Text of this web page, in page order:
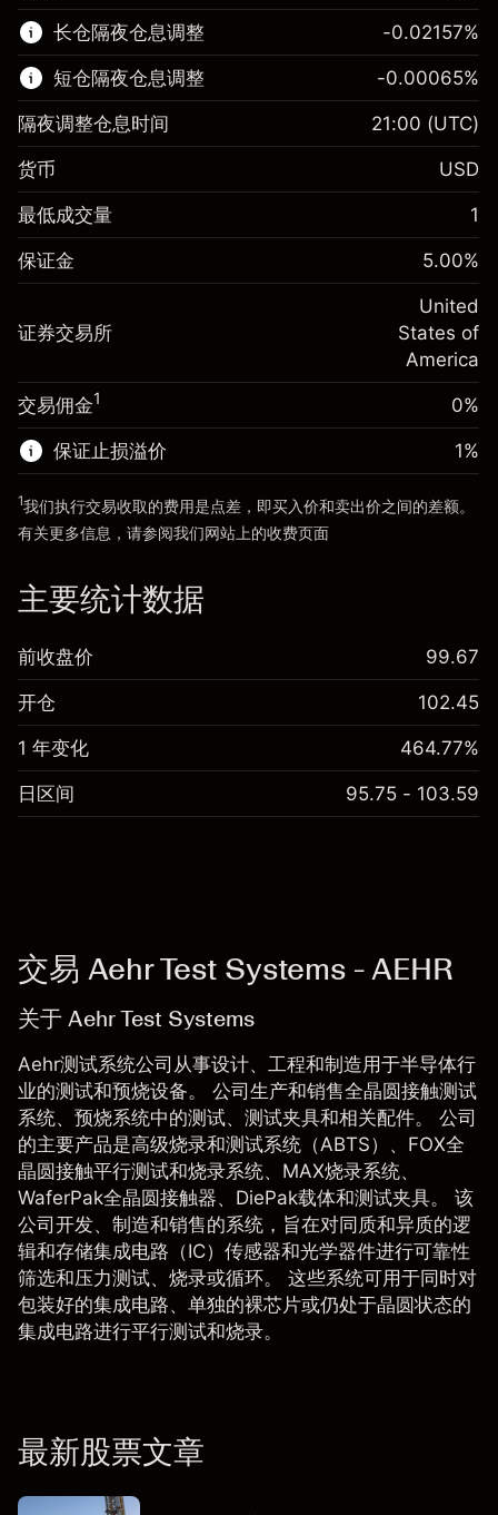
该金融市场可进行差价合约交易。
了解更多:
差价合约
长仓隔夜仓息调整
保证金。您的投资 $1,000.00
隔夜仓息
-0.021568
%
(-$4.31)
来自杠杆的资金 - 美元（大约值）
$19,000.00
前往平台
-0.02157%
短仓隔夜仓息调整
保证金。您的投资 $1,000.00
隔夜仓息
-0.000654
%
(-$0.13)
$20,000.00
来自杠杆的资金 - 美元（大约值）$19,000.00
前往平台
-0.00065%
隔夜调整仓息时间 21:00 (UTC)
货币 USD
最低成交量 1
保证金 5.00%
证券交易所
United
States of
America
交易佣金1 0%
保证止损溢价 1%
1我们执行交易收取的费用是点差，即买入价和卖出价之间的差额。
有关更多信息，请参阅我们网站上的收费页面
主要统计数据
前收盘价 99.67
开仓 102.45
1 年变化 464.77%
日区间 95.75 - 103.59
交易 Aehr Test Systems - AEHR
关于 Aehr Test Systems
Aehr测试系统公司从事设计、工程和制造用于半导体行
业的测试和预烧设备。 公司生产和销售全晶圆接触测试
系统、预烧系统中的测试、测试夹具和相关配件。 公司
的主要产品是高级烧录和测试系统（ABTS）、FOX全
晶圆接触平行测试和烧录系统、MAX烧录系统、
WaferPak全晶圆接触器、DiePak载体和测试夹具。 该
公司开发、制造和销售的系统，旨在对同质和异质的逻
辑和存储集成电路（IC）传感器和光学器件进行可靠性
筛选和压力测试、烧录或循环。 这些系统可用于同时对
包装好的集成电路、单独的裸芯片或仍处于晶圆状态的
集成电路进行平行测试和烧录。
最新股票文章